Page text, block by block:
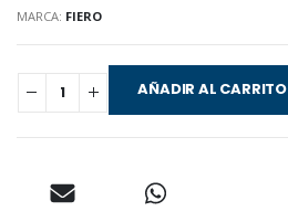
MARCA: FIERO
AÑADIR AL CARRITO